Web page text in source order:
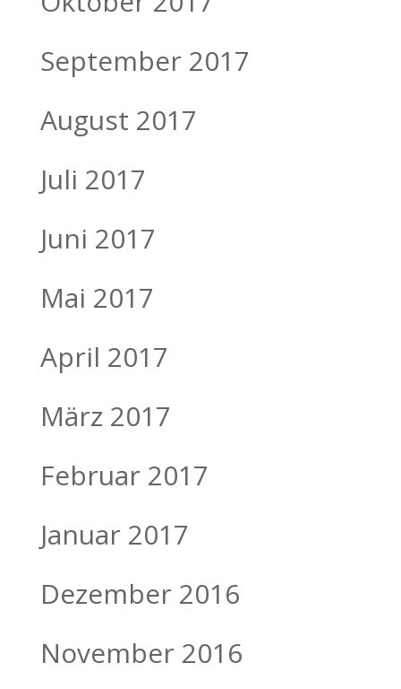
September 2017
August 2017
Juli 2017
Juni 2017
Mai 2017
April 2017
März 2017
Februar 2017
Januar 2017
Dezember 2016
November 2016